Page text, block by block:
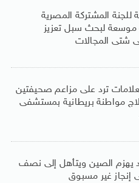
للجنة المشتركة المصرية
موسعة لبحث سبل تعزيز
فى شتى المجالات
ترد على مزاعم صحيفتين
مواطنة بريطانية بمستشفى
يهزم الصين ويتأهل إلى نصف
إنجاز غير مسبوق